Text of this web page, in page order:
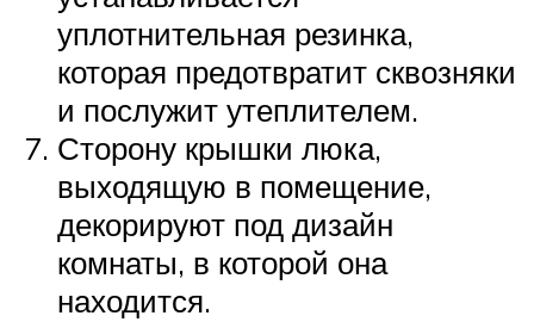
уплотнительная резинка,
которая предотвратит сквозняки
и послужит утеплителем.
Сторону крышки люка,
выходящую в помещение,
декорируют под дизайн
комнаты, в которой она
находится.